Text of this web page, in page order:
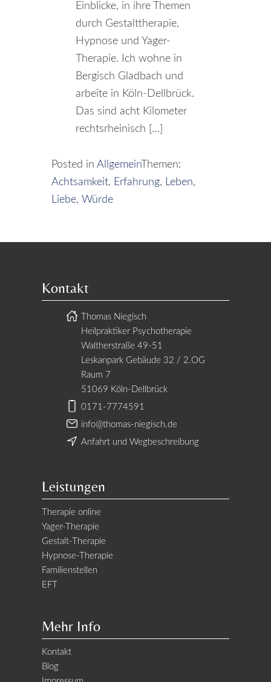
Einblicke, in ihre Themen
durch Gestalttherapie,
Hypnose und Yager-
Therapie. Ich wohne in
Bergisch Gladbach und
arbeite in Köln-Dellbrück.
Das sind acht Kilometer
rechtsrheinisch […]
Posted in AllgemeinThemen:
Achtsamkeit, Erfahrung, Leben,
Liebe, Würde
Kontakt
Thomas Niegisch
Heilpraktiker Psychotherapie
Waltherstraße 49-51
Leskanpark Gebäude 32 / 2.OG
Raum 7
51069 Köln-Dellbrück
0171-7774591
info@thomas-niegisch.de
Anfahrt und Wegbeschreibung
Leistungen
Therapie online
Yager-Therapie
Gestalt-Therapie
Hypnose-Therapie
Familienstellen
EFT
Mehr Info
Kontakt
Blog